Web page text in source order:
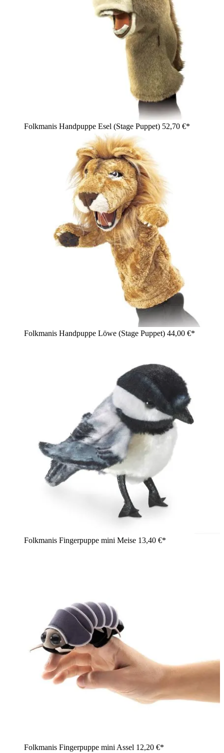
Folkmanis Handpuppe Esel (Stage Puppet) 52,70 €*
Folkmanis Handpuppe Löwe (Stage Puppet) 44,00 €*
Folkmanis Fingerpuppe mini Meise 13,40 €*
Folkmanis Fingerpuppe mini Assel 12,20 €*